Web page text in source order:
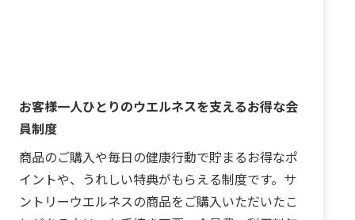
お客様一人ひとりのウエルネスを支えるお得な会
員制度
商品のご購入や毎日の健康行動で貯まるお得なポ
イントや、うれしい特典がもらえる制度です。サ
ントリーウエルネスの商品をご購入いただいたこ